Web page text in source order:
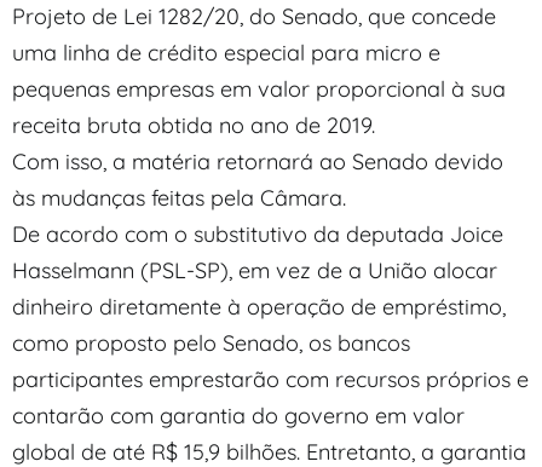
Projeto de Lei 1282/20, do Senado, que concede
uma linha de crédito especial para micro e
pequenas empresas em valor proporcional à sua
receita bruta obtida no ano de 2019.
Com isso, a matéria retornará ao Senado devido
às mudanças feitas pela Câmara.
De acordo com o substitutivo da deputada Joice
Hasselmann (PSL-SP), em vez de a União alocar
dinheiro diretamente à operação de empréstimo,
como proposto pelo Senado, os bancos
participantes emprestarão com recursos próprios e
contarão com garantia do governo em valor
global de até R$ 15,9 bilhões. Entretanto, a garantia